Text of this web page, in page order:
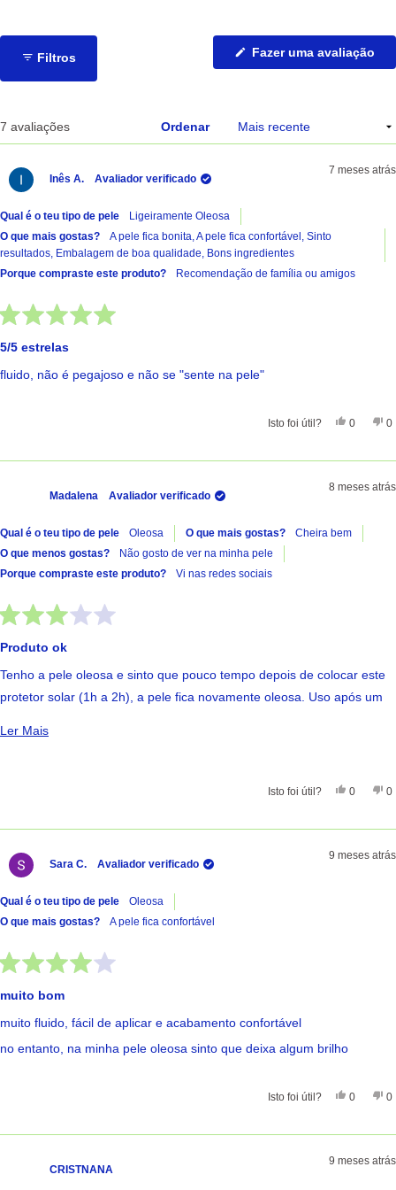
Filtros Fazer uma avaliação
7 avaliações Ordenar
Inês A. Avaliador verificado
7 meses atrás
Qual é o teu tipo de pele
Ligeiramente Oleosa
O que mais gostas?
A pele fica bonita, A pele fica confortável, Sinto
resultados, Embalagem de boa qualidade, Bons ingredientes
Porque compraste este produto?
Recomendação de família ou amigos
5/5 estrelas
fluido, não é pegajoso e não se "sente na pele"
Isto foi útil? Sim,
0 0
Madalena Avaliador verificado
8 meses atrás
Qual é o teu tipo de pele Oleosa O que mais gostas?
Cheira bem
O que menos gostas?
Não gosto de ver na minha pele
Porque compraste este produto?
Vi nas redes sociais
Produto ok
Tenho a pele oleosa e sinto que pouco tempo depois de colocar este
protetor solar (1h a 2h), a pele fica novamente oleosa. Uso após um
Ler MaisLer Mais Sobre Esta Avaliação
Isto foi útil? Sim,
0 0
Sara C. Avaliador verificado
9 meses atrás
Qual é o teu tipo de pele
Oleosa
O que mais gostas?
A pele fica confortável
muito bom
muito fluido, fácil de aplicar e acabamento confortável
no entanto, na minha pele oleosa sinto que deixa algum brilho
Isto foi útil? Sim,
0 0
CRISTNANA
9 meses atrás
A carregar...